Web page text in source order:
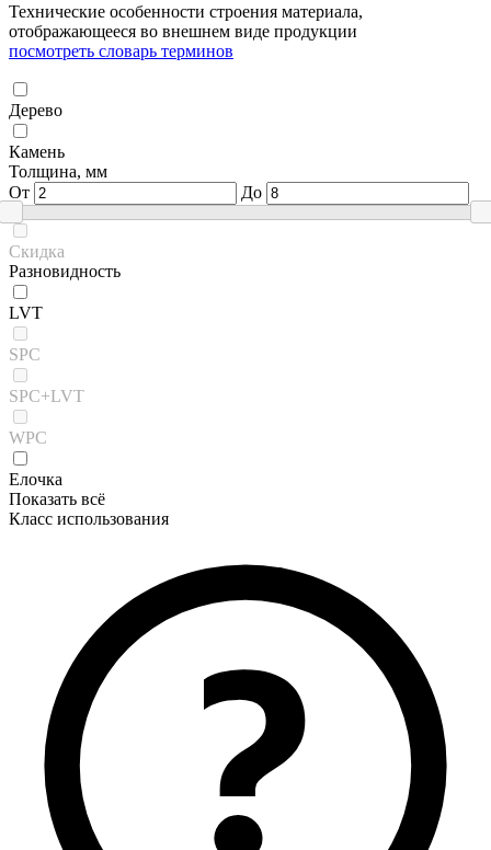
Технические особенности строения материала,
отображающееся во внешнем виде продукции
посмотреть словарь терминов
Дерево
Камень
Толщина, мм
От
До
Скидка
Разновидность
LVT
SPC
SPC+LVT
WPC
Елочка
Показать всё
Класс использования